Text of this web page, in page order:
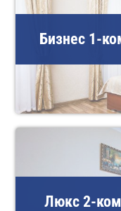
Бизнес 1-
Люкс 2-